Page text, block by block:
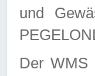
und
Der WMS